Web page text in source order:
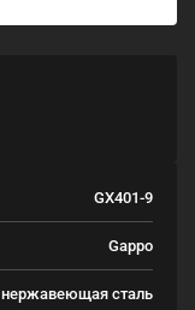
GX401-9
Gappo
нержавеющая сталь